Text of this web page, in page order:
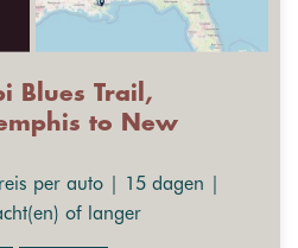
Blues Trail,
to New
per auto | 15 dagen |
of langer